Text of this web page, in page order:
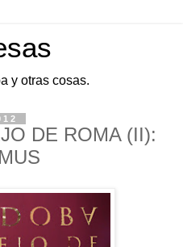
y otras cosas.
DE ROMA (II):